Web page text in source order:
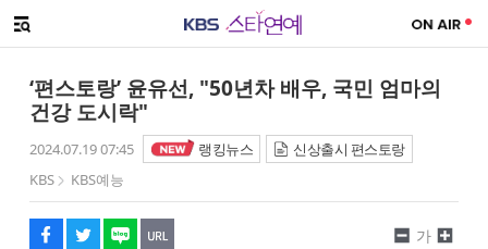
메뉴 열기
‘편스토랑’ 윤유선, "50년차 배우, 국민 엄마의
건강 도시락"
2024.07.19 07:45 랭킹뉴스
신상출시 편스토랑
KBS
KBS예능
페이스북
트위터
네이버
URL복사
글씨 작게보기
가
글씨 크게보기